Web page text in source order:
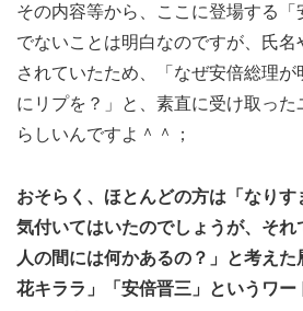
その内容等から、ここに登場する「
でないことは明白なのですが、氏
されていたため、「なぜ安倍総理が
にリプを？」と、素直に受け取った
らしいんですよ＾＾；
おそらく、ほとんどの方は「なりす
気付いてはいたのでしょうが、そ
人の間には何かあるの？」と考えた
花キララ」「安倍晋三」というワ